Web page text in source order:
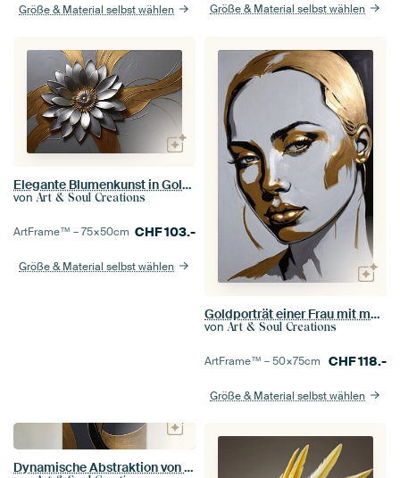
Größe & Material selbst wählen Größe & Material selbst wählen
Elegante Blumenkunst in Gold und Silber
von Art & Soul Creations
ArtFrame™ –75×50cm CHF103.-
Größe & Material selbst wählen
Goldporträt einer Frau mit moderner Kunst
von Art & Soul Creations
ArtFrame™ –50×75cm CHF118.-
Größe & Material selbst wählen
Dynamische Abstraktion von Gold und Schwarz